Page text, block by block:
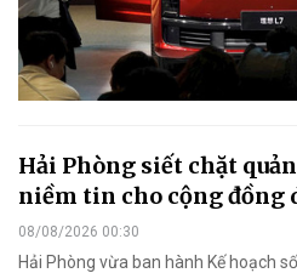
Hải Phòng siết chặt
niềm tin cho cộng đồng
08/08/2026 00:30
Hải Phòng vừa ban hành Kế hoạch